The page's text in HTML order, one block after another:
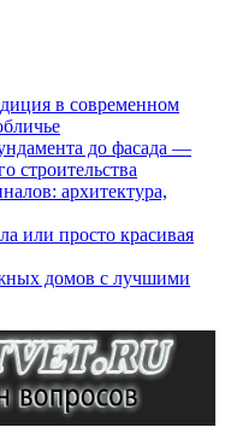
в современном
до фасада —
строительства
архитектура,
или просто красивая
домов с лучшими